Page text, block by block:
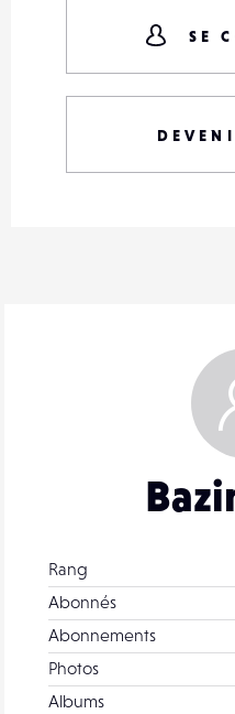
Rang
Abonnés
Abonnements
Photos
Albums
SE